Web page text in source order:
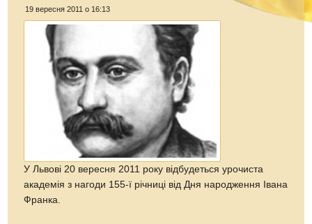
19 вересня 2011 о 16:13
У Львові 20 вересня 2011 року відбудеться урочиста
академія з нагоди 155-ї річниці від Дня народження Івана
Франка.